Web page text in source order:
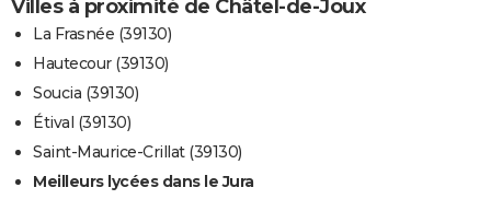
Villes à proximité de Châtel-de-Joux
La Frasnée (39130)
Hautecour (39130)
Soucia (39130)
Étival (39130)
Saint-Maurice-Crillat (39130)
Meilleurs lycées dans le Jura